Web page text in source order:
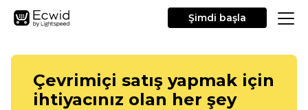
Şimdi başla
Çevrimiçi satış yapmak için
ihtiyacınız olan her şey